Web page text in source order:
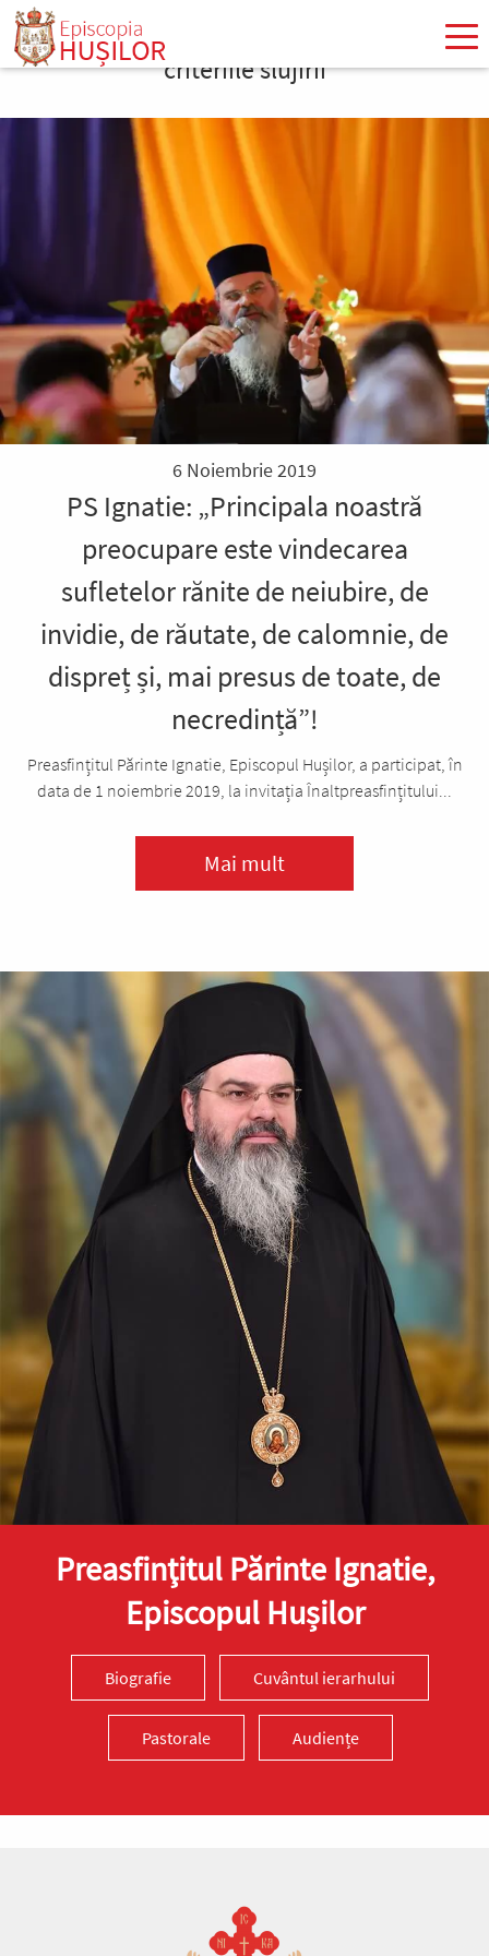
Mergi
conţinutul
criteriile slujirii
6 Noiembrie 2019
PS Ignatie: „Principala noastră
preocupare este vindecarea
sufletelor rănite de neiubire, de
invidie, de răutate, de calomnie, de
dispreț și, mai presus de toate, de
necredință”!
Preasfințitul Părinte Ignatie, Episcopul Hușilor, a participat, în
data de 1 noiembrie 2019, la invitația Înaltpreasfințitului...
Mai mult
Preasfinţitul Părinte Ignatie,
Episcopul Hușilor
Biografie Cuvântul ierarhului
Pastorale Audiențe